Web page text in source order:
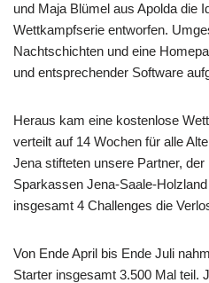
und Maja Blümel aus Apolda die
Wettkampfserie entworfen.
Nachtschichten und eine
und entsprechender Software
Heraus kam eine kostenlose
verteilt auf 14 Wochen für alle
Jena stifteten unsere Partner, der
Sparkassen Jena-Saale-
insgesamt 4 Challenges die
Von Ende April bis Ende Juli
Starter insgesamt 3.500 Mal teil.